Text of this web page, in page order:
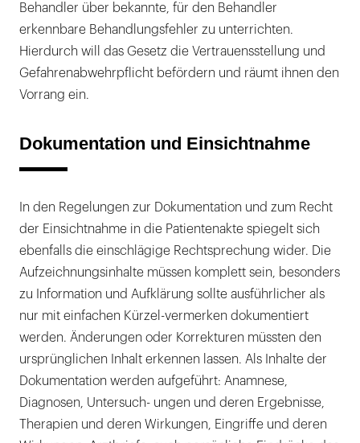
Behandler über bekannte, für den Behandler
erkennbare Behandlungsfehler zu unterrichten.
Hierdurch will das Gesetz die Vertrauensstellung und
Gefahrenabwehrpflicht befördern und räumt ihnen den
Vorrang ein.
Dokumentation und Einsichtnahme
In den Regelungen zur Dokumentation und zum Recht
der Einsichtnahme in die Patientenakte spiegelt sich
ebenfalls die einschlägige Rechtsprechung wider. Die
Aufzeichnungsinhalte müssen komplett sein, besonders
zu Information und Aufklärung sollte ausführlicher als
nur mit einfachen Kürzel-vermerken dokumentiert
werden. Änderungen oder Korrekturen müssten den
ursprünglichen Inhalt erkennen lassen. Als Inhalte der
Dokumentation werden aufgeführt: Anamnese,
Diagnosen, Untersuch- ungen und deren Ergebnisse,
Therapien und deren Wirkungen, Eingriffe und deren